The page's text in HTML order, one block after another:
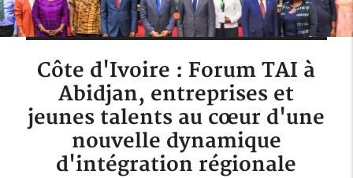
Côte d'Ivoire : Forum TAI à
Abidjan, entreprises et
jeunes talents au cœur d'une
nouvelle dynamique
d'intégration régionale